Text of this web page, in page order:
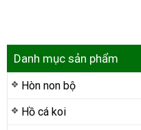
Danh mục sản phẩm
Hòn non bộ
Hồ cá koi